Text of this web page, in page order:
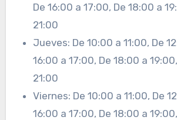
De 16:00 a 17:00, De 18:00 a
21:00
Jueves: De 10:00 a 11:00, De
16:00 a 17:00, De 18:00 a
21:00
Viernes: De 10:00 a 11:00, De
16:00 a 17:00, De 18:00 a